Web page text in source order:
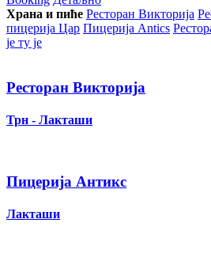
Храна и пиће Ресторан Викторија
пицерија Цар Пицерија Аntics
је ту је
Ресторан Викторија
Трн - Лакташи
Пицерија Антикс
Лакташи